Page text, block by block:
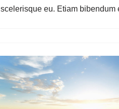
scelerisque eu. Etiam